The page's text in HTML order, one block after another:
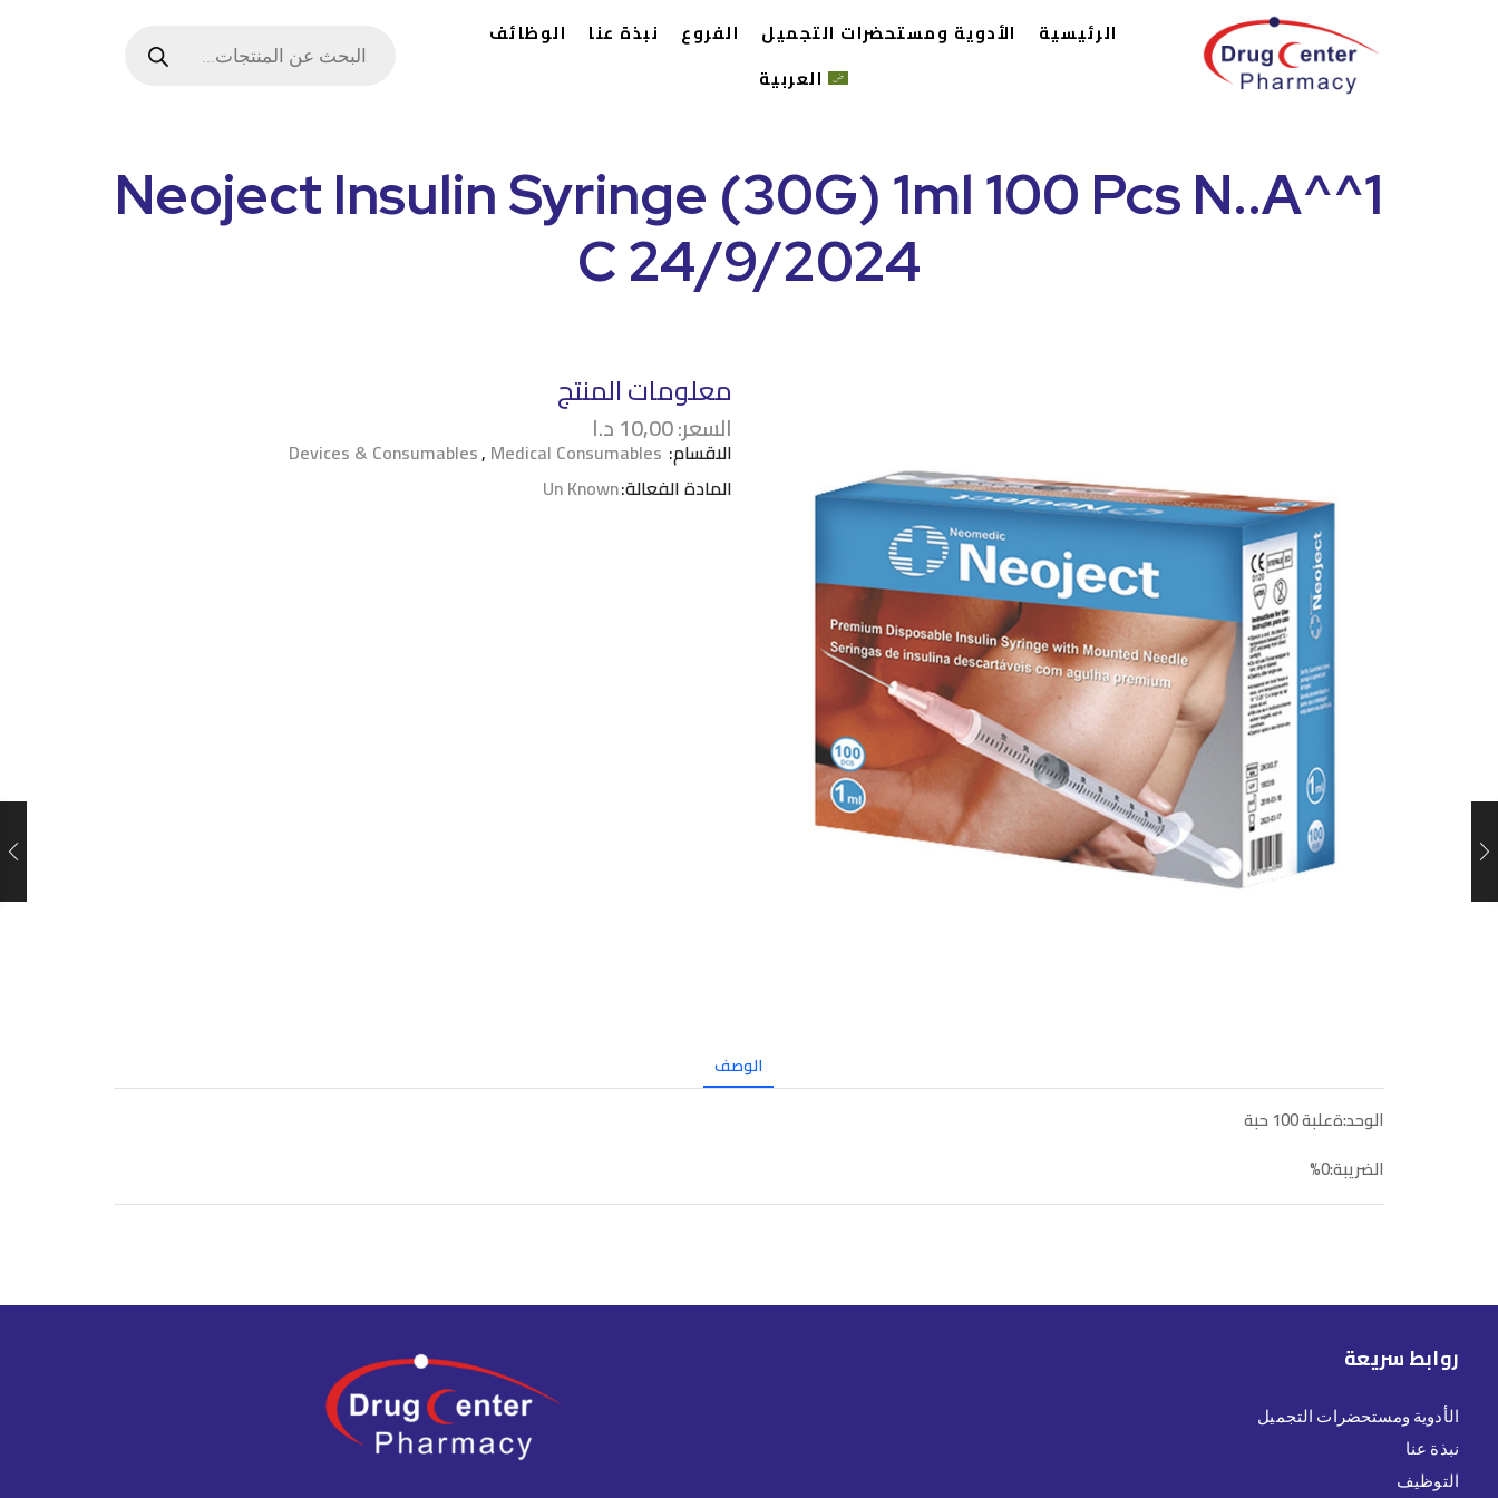
الرئيسية الأدوية ومستحضرات التجميل الفروع نبذة عنا
الوظائف
العربية
1^^Neoject Insulin Syringe (30G) 1ml 100 Pcs N..A
C 24/9/2024
معلومات المنتج
السعر:10,00د.ا
الاقسام: Devices & Consumables, Medical Consumables
المادة الفعالة:Un Known
الوصف
الوحد:ةعلبة 100 حبة
الضريبة:0%
روابط سريعة
الأدوية ومستحضرات التجميل
نبذة عنا
التوظيف